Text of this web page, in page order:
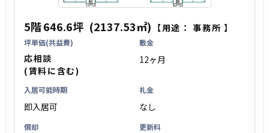
5階646.6坪 (2137.53㎡) 【用途：事務所 】
坪単価(共益費)
応相談
(賃料に含む)
敷金
12ヶ月
入居可能時期
即入居可
礼金
なし
償却 更新料